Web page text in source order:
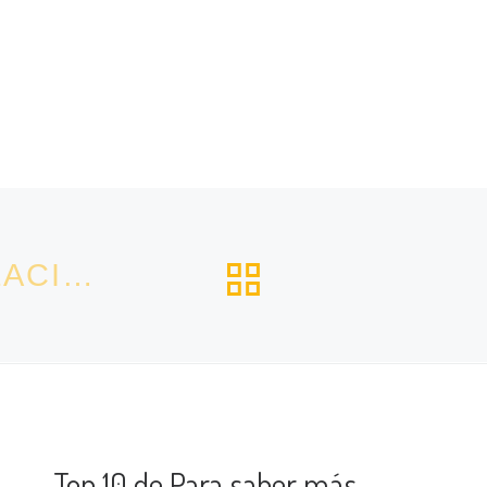
RUTA COTILLEOS DE PALACIOS (I)